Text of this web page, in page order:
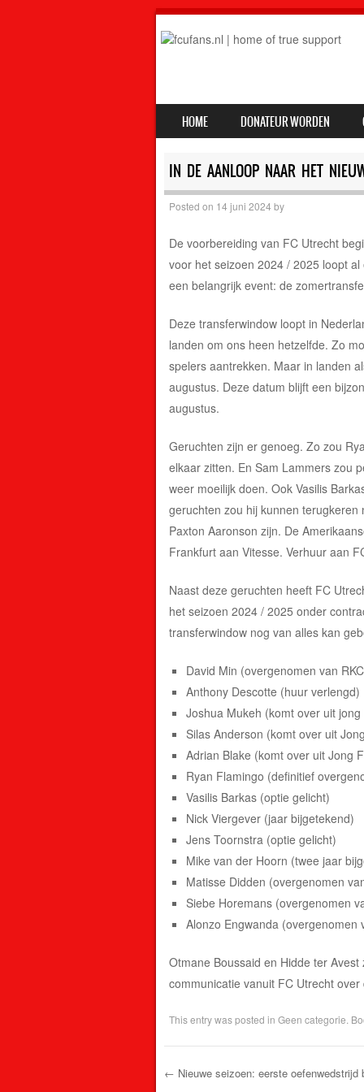
MENU
SKIP TO CONTENT
HOME DONATEUR WORDEN
IN DE AANLOOP NAAR HET
Posted on 14 juni 2024 by
De voorbereiding van FC Utrecht
voor het seizoen 2024 / 2025 loopt
een belangrijk event: de
Deze transferwindow loopt in
landen om ons heen hetzelfde. Zo
spelers aantrekken. Maar in landen
augustus. Deze datum blijft een
augustus.
Geruchten zijn er genoeg. Zo zou
elkaar zitten. En Sam Lammers zou
weer moeilijk doen. Ook Vasilis
geruchten zou hij kunnen
Paxton Aaronson zijn. De
Frankfurt aan Vitesse. Verhuur aan
Naast deze geruchten heeft FC
het seizoen 2024 / 2025 onder
transferwindow nog van alles kan
David Min (overgenomen van
Anthony Descotte (huur verlengd)
Joshua Mukeh (komt over uit
Silas Anderson (komt over uit
Adrian Blake (komt over uit Jong
Ryan Flamingo (definitief
Vasilis Barkas (optie gelicht)
Nick Viergever (jaar bijgetekend)
Jens Toornstra (optie gelicht)
Mike van der Hoorn (twee jaar
Matisse Didden (overgenomen
Siebe Horemans (overgenomen
Alonzo Engwanda (overgenomen
Otmane Boussaid en Hidde ter
communicatie vanuit FC Utrecht
This entry was posted in Geen categorie .
← Nieuwe seizoen: eerste oefenwedstrijd